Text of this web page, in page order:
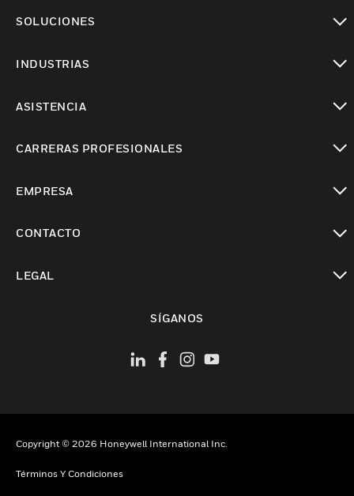
SOLUCIONES
INDUSTRIAS
ASISTENCIA
CARRERAS PROFESIONALES
EMPRESA
CONTACTO
LEGAL
SÍGANOS
Copyright © 2026 Honeywell International Inc.
Términos Y Condiciones